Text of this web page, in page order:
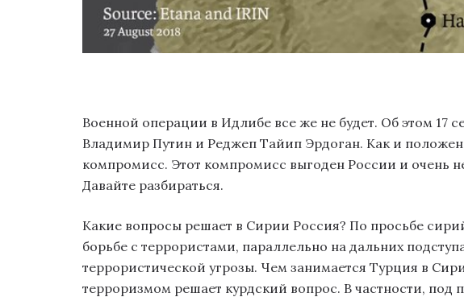
Военной операции в Идлибе все же не будет. Об этом 17
Владимир Путин и Реджеп Тайип Эрдоган. Как и
компромисс. Этот компромисс выгоден России и очень
Давайте разбираться.
Какие вопросы решает в Сирии Россия? По просьбе
борьбе с террористами, параллельно на дальних
террористической угрозы. Чем занимается Турция в
терроризмом решает курдский вопрос. В частности,